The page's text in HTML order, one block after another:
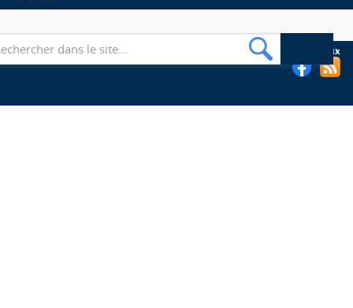
Suivez les bibliothèques de l'EHESP sur les réseaux sociaux